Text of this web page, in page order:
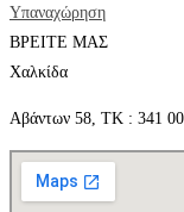
Υπαναχώρηση
ΒΡΕΙΤΕ ΜΑΣ
Χαλκίδα
Αβάντων 58, ΤΚ : 341